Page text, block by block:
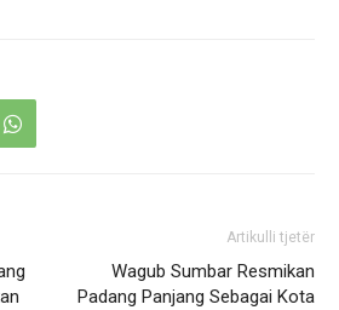
Artikulli tjetër
Wagub Sumbar Resmikan
Padang Panjang Sebagai Kota